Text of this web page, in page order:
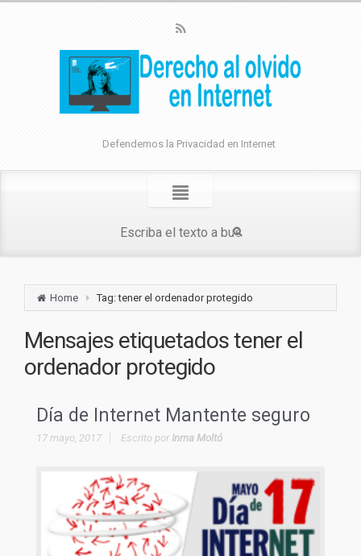
Defendemos la Privacidad en Internet
Home Tag: tener el ordenador protegido
Mensajes etiquetadostener el
ordenador protegido
Día de Internet Mantente seguro
17 mayo, 2017 Escrito por Inma Moltó